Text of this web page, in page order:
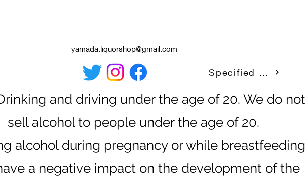
yamada.liquorshop@gmail.com
Specified Commercial Transaction Law
and driving under the age of 20. We do not
sell alcohol to people under the age of 20.
alcohol during pregnancy or while breastfeeding
a negative impact on the development of the